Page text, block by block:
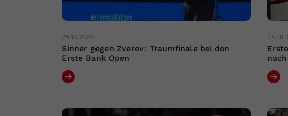
25.10.2025
Sinner gegen Zverev: Traumfinale bei den
Erste Bank Open